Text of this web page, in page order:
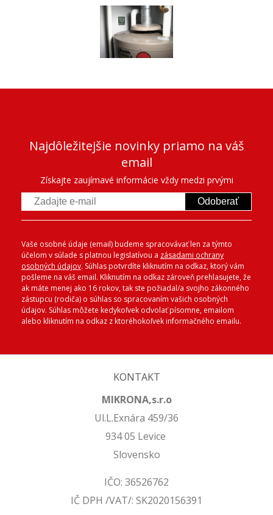
Najdôležitejšie novinky priamo na váš
email
Získajte zaujímavé informácie vždy medzi prvými
Odoberať
Vaše osobné údaje (email) budeme spracovávať len za týmto
účelom v súlade s platnou legislatívou a zásadami ochrany
osobných údajov. Súhlas potvrdíte kliknutím na odkaz, ktorý vám
pošleme na váš email. Kliknutím na odkaz zároveň prehlasujete, že
ak máte menej ako 16 rokov, tak ste požiadal/a svojho zákonného
zástupcu (rodiča) o súhlas so spracovaním vašich osobných
údajov. Súhlas môžete kedykoľvek odvolať písomne, emailom
alebo kliknutím na odkaz z ktoréhokoľvek informačného emailu.
KONTAKT
MIKRONA,s.r.o
Ul.L.Exnára 459/36
934 05 Levice
Slovensko
IČO: 36526762
IČ DPH /VAT/: SK2020156391